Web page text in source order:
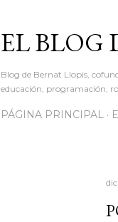
EL BLOG
Blog de Bernat Llopis,
educación, programación,
PÁGINA PRINCIPAL